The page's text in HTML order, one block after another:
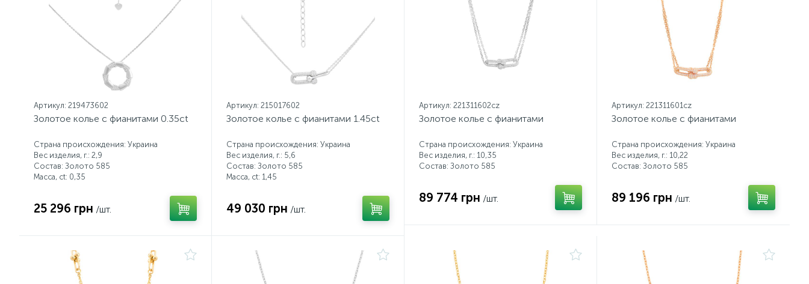
Артикул: 219473602
Золотое колье с фианитами 0.35ct
Страна происхождения: Украина
Вес изделия, г.: 2,9
Состав: Золото 585
Масса, ct: 0,35
25 296 грн /шт.
Артикул: 215017602
Золотое колье с фианитами 1.45ct
Страна происхождения: Украина
Вес изделия, г.: 5,6
Состав: Золото 585
Масса, ct: 1,45
49 030 грн /шт.
Артикул: 221311602cz
Золотое колье с фианитами
Страна происхождения: Украина
Вес изделия, г.: 10,35
Состав: Золото 585
89 774 грн /шт.
Артикул: 221311601cz
Золотое колье с фианитами
Страна происхождения: Украина
Вес изделия, г.: 10,22
Состав: Золото 585
89 196 грн /шт.